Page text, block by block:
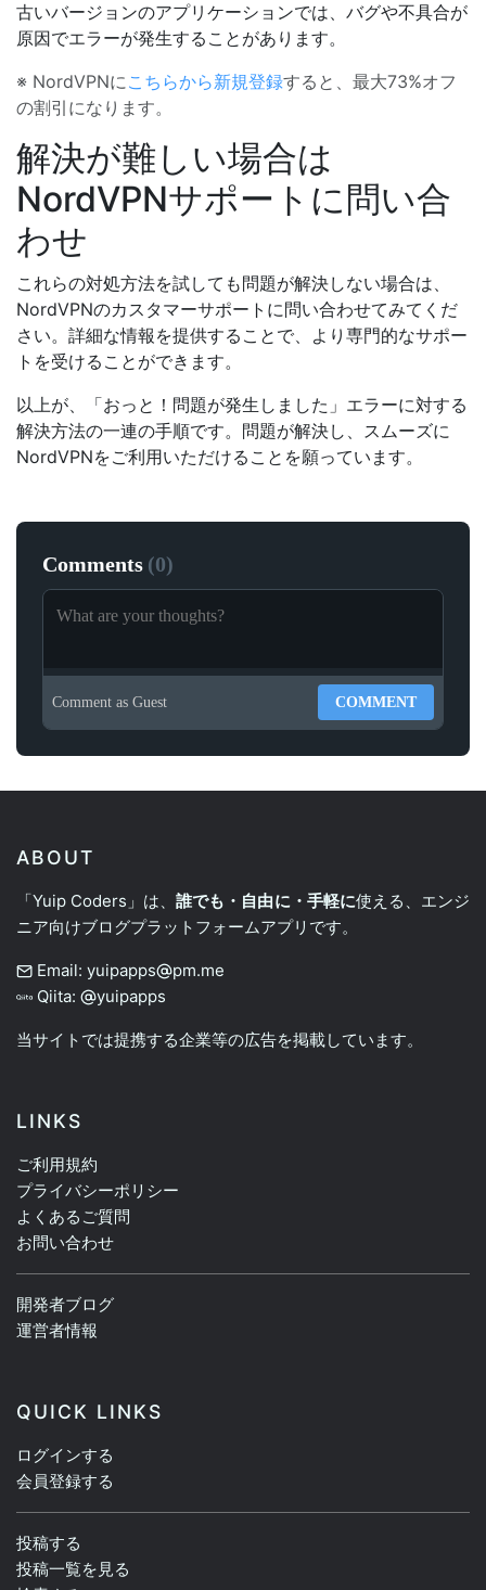
古いバージョンのアプリケーションでは、バグや不具合が
原因でエラーが発生することがあります。
※ NordVPNにこちらから新規登録すると、最大73%オフ
の割引になります。
解決が難しい場合は
NordVPNサポートに問い合
わせ
これらの対処方法を試しても問題が解決しない場合は、
NordVPNのカスタマーサポートに問い合わせてみてくだ
さい。詳細な情報を提供することで、より専門的なサポー
トを受けることができます。
以上が、「おっと！問題が発生しました」エラーに対する
解決方法の一連の手順です。問題が解決し、スムーズに
NordVPNをご利用いただけることを願っています。
Comments (0)
Comment as Guest COMMENT
ABOUT
「Yuip Coders」は、誰でも・自由に・手軽に使える、エンジ
ニア向けブログプラットフォームアプリです。
Email: yuipapps
pm.me
Qiita:
yuipapps
当サイトでは提携する企業等の広告を掲載しています。
LINKS
ご利用規約
プライバシーポリシー
よくあるご質問
お問い合わせ
開発者ブログ
運営者情報
QUICK LINKS
ログインする
会員登録する
投稿する
投稿一覧を見る